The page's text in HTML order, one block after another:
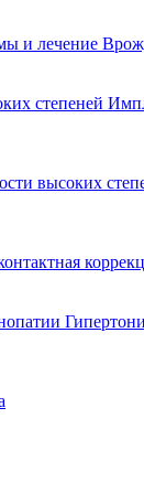
и лечение
степеней
высоких